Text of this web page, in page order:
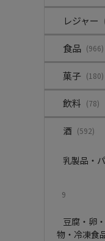
レジャー
食品 (966)
菓子 (180)
飲料 (78)
酒 (592)
乳製品・
9
豆腐・卵
物・冷凍食